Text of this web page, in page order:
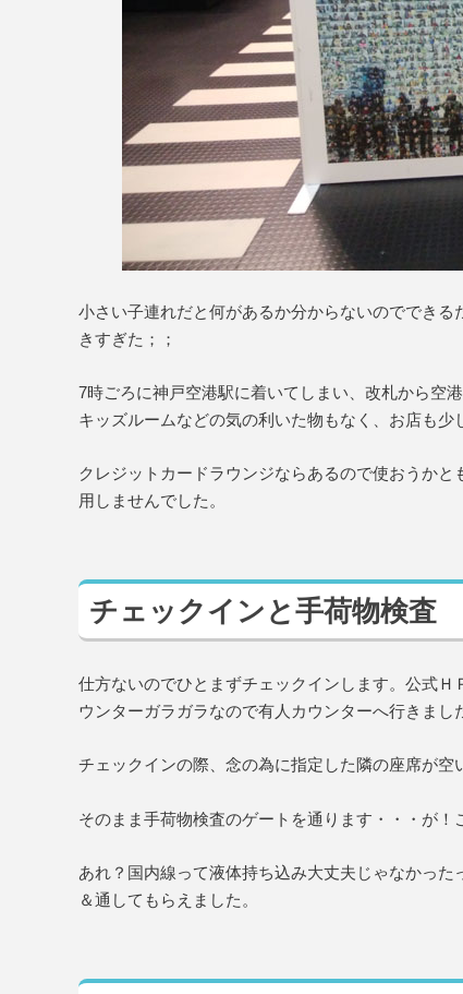
小さい子連れだと何があるか分からないのででき
きすぎた；；
7時ごろに神戸空港駅に着いてしまい、改札から空
キッズルームなどの気の利いた物もなく、お店も少
クレジットカードラウンジならあるので使おうか
用しませんでした。
チェックインと手荷物検査
仕方ないのでひとまずチェックインします。公式
ウンターガラガラなので有人カウンターへ行きまし
チェックインの際、念の為に指定した隣の座席が
そのまま手荷物検査のゲートを通ります・・・が！
あれ？国内線って液体持ち込み大丈夫じゃなかっ
＆通してもらえました。